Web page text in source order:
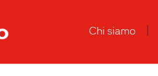
Chi siamo